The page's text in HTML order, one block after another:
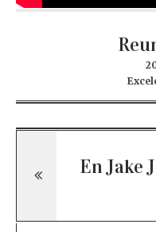
En Jake